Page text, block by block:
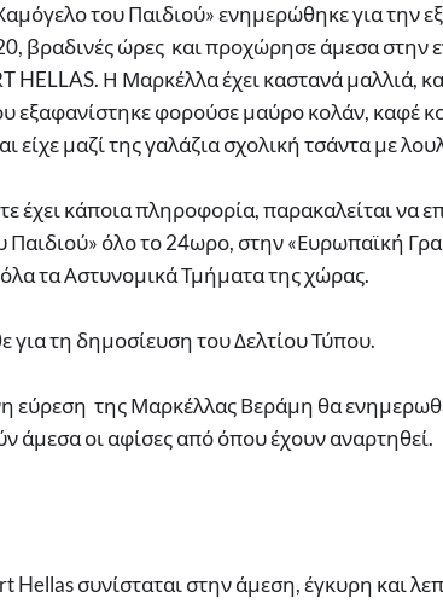
του Παιδιού» ενημερώθηκε για την
βραδινές ώρες και προχώρησε άμεσα στην
HELLAS. Η Μαρκέλλα έχει καστανά μαλλιά,
εξαφανίστηκε φορούσε μαύρο κολάν, καφέ
είχε μαζί της γαλάζια σχολική τσάντα με
έχει κάποια πληροφορία, παρακαλείται να
Παιδιού» όλο το 24ωρο, στην «Ευρωπαϊκή
τα Αστυνομικά Τμήματα της χώρας.
για τη δημοσίευση του Δελτίου Τύπου.
εύρεση της Μαρκέλλας Βεράμη θα
άμεσα οι αφίσες από όπου έχουν αναρτηθεί.
Hellas συνίσταται στην άμεση, έγκυρη και